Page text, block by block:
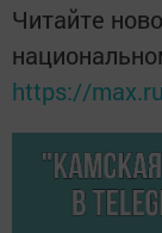
Читайте
https://